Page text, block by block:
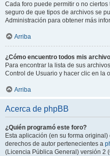
Cada foro puede permitir o no
seguro de que tipos de archivos se
Administración para obtener más
Arriba
¿Cómo encuentro todos mis
Para encontrar la lista de sus
Control de Usuario y hacer clic en la
Arriba
Acerca de phpBB
¿Quién programó este foro?
Esta aplicación (en su forma
derechos de autor pertenecientes a
(Licencia Pública General) versión 2